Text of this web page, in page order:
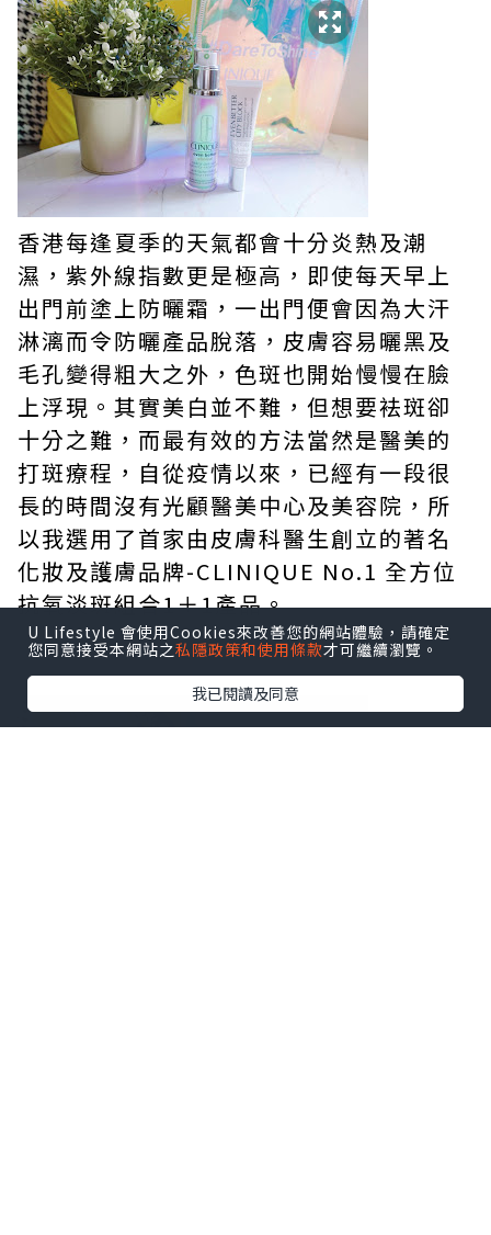
香港每逢夏季的天氣都會十分炎熱及潮
濕，紫外線指數更是極高，即使每天早上
出門前塗上防曬霜，一出門便會因為大汗
淋漓而令防曬產品脫落，皮膚容易曬黑及
毛孔變得粗大之外，色斑也開始慢慢在臉
上浮現。其實美白並不難，但想要袪斑卻
十分之難，而最有效的方法當然是醫美的
打斑療程，自從疫情以來，已經有一段很
長的時間沒有光顧醫美中心及美容院，所
以我選用了首家由皮膚科醫生創立的著名
化妝及護膚品牌-CLINIQUE No.1 全方位
抗氧淡斑組合1＋1產品。
U Lifestyle 會使用Cookies來改善您的網站體驗，請確定
您同意接受本網站之私隱政策和使用條款才可繼續瀏覽。
我已閱讀及同意